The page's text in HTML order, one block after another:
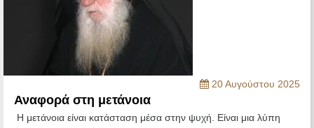
20 Αυγούστου 2025
Αναφορά στη μετάνοια
Η μετάνοια είναι κατάσταση μέσα στην ψυχή. Είναι μια λύπη